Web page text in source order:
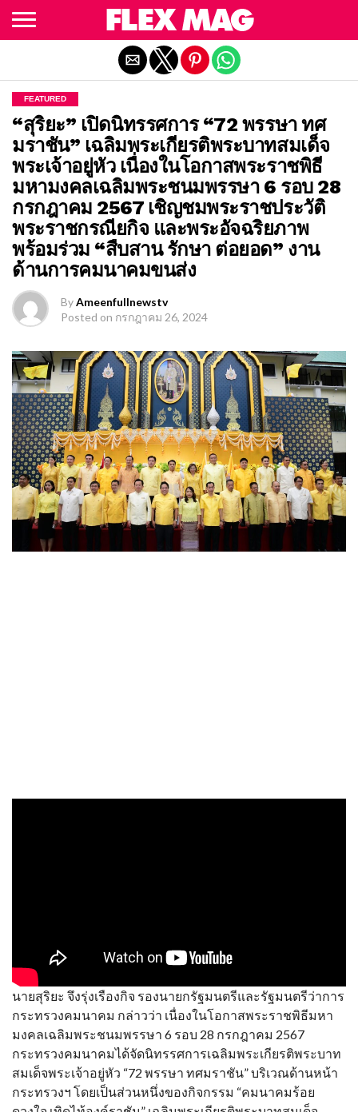
FEATURED
“สุริยะ” เปิดนิทรรศการ “72 พรรษา ทศ
มราชัน” เฉลิมพระเกียรติพระบาทสมเด็จ
พระเจ้าอยู่หัว เนื่องในโอกาสพระราชพิธี
มหามงคลเฉลิมพระชนมพรรษา 6 รอบ 28
กรกฎาคม 2567 เชิญชมพระราชประวัติ
พระราชกรณียกิจ และพระอัจฉริยภาพ
พร้อมร่วม “สืบสาน รักษา ต่อยอด” งาน
ด้านการคมนาคมขนส่ง
ByAmeenfullnewstv
Posted on กรกฎาคม 26, 2024
นายสุริยะ จึงรุ่งเรืองกิจ รองนายกรัฐมนตรีและรัฐมนตรีว่าการ
กระทรวงคมนาคม กล่าวว่า เนื่องในโอกาสพระราชพิธีมหา
มงคลเฉลิมพระชนมพรรษา 6 รอบ 28 กรกฎาคม 2567
กระทรวงคมนาคมได้จัดนิทรรศการเฉลิมพระเกียรติพระบาท
สมเด็จพระเจ้าอยู่หัว “72 พรรษา ทศมราชัน” บริเวณด้านหน้า
กระทรวงฯ โดยเป็นส่วนหนึ่งของกิจกรรม “คมนาคมร้อย
Exit mobile version